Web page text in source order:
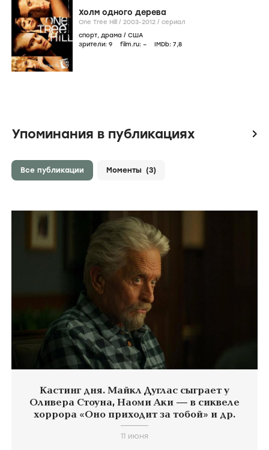
Холм одного дерева
One Tree Hill / 2003-2012 / сериал
спорт, драма / США
зрители: 9 film.ru: – IMDb: 7,8
Упоминания в публикациях icon
Все публикации Моменты (3)
Кастинг дня. Майкл Дуглас сыграет у
Оливера Стоуна, Наоми Аки — в сиквеле
хоррора «Оно приходит за тобой» и др.
11 июня